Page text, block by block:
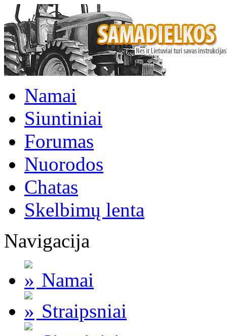
Namai
Siuntiniai
Forumas
Nuorodos
Chatas
Skelbimų lenta
Navigacija
Namai
Straipsniai